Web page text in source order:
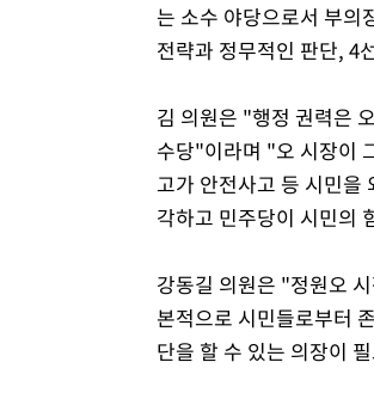
는 소수 야당으로서 부의
전략과 정무적인 판단, 4
김 의원은 "행정 권력은
수당"이라며 "오 시장이
고가 안전사고 등 시민을
각하고 민주당이 시민의
강동길 의원은 "정원오
본적으로 시민들로부터
단을 할 수 있는 의장이